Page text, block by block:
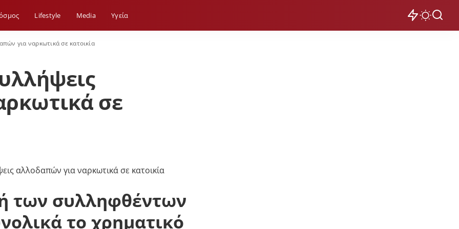
Lifestyle Media Yγεία
για ναρκωτικά σε κατοικία
σε
των συλληφθέντων
το χρηματικό